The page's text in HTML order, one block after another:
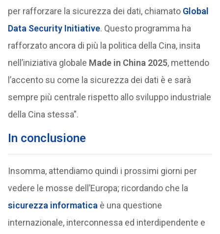
per rafforzare la sicurezza dei dati, chiamato Global
Data Security Initiative. Questo programma ha
rafforzato ancora di più la politica della Cina, insita
nell’iniziativa globale Made in China 2025, mettendo
l’accento su come la sicurezza dei dati è e sarà
sempre più centrale rispetto allo sviluppo industriale
della Cina stessa”.
In conclusione
Insomma, attendiamo quindi i prossimi giorni per
vedere le mosse dell’Europa; ricordando che la
sicurezza informatica è una questione
internazionale, interconnessa ed interdipendente e